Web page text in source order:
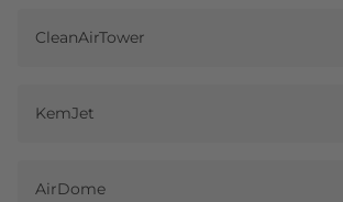
CleanAirTower
KemJet
AirDome